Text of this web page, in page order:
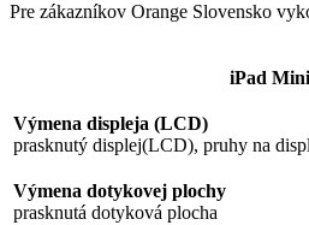
Pre zákazníkov Orange Slovensko
iPad
Výmena displeja (LCD)
prasknutý displej(LCD), pruhy na
Výmena dotykovej plochy
prasknutá dotyková plocha